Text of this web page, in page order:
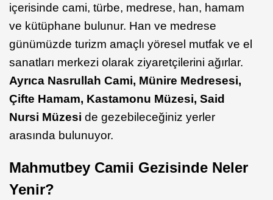
içerisinde cami, türbe, medrese, han, hamam
ve kütüphane bulunur. Han ve medrese
günümüzde turizm amaçlı yöresel mutfak ve el
sanatları merkezi olarak ziyaretçilerini ağırlar.
Ayrıca Nasrullah Cami, Münire Medresesi,
Çifte Hamam, Kastamonu Müzesi, Said
Nursi Müzesi de gezebileceğiniz yerler
arasında bulunuyor.
Mahmutbey Camii Gezisinde Neler
Yenir?